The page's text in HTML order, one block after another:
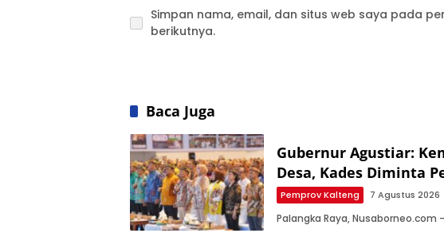
Simpan nama, email, dan situs web saya pada
berikutnya.
Baca Juga
Gubernur Agustiar:
Desa, Kades Diminta
Pemprov Kalteng 7 Agustus 2026
Palangka Raya,